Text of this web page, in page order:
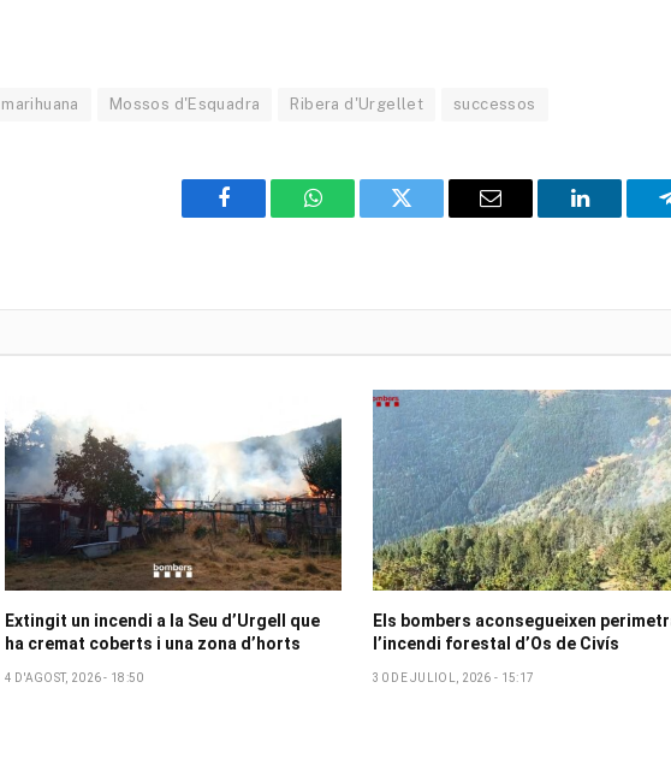
marihuana Mossos d'Esquadra Ribera d'Urgellet successos
Facebook WhatsAppTwitter Email LinkedIn
Extingit un incendi a la Seu d’Urgell que
ha cremat coberts i una zona d’horts
4 D'AGOST, 2026 - 18:50
Els bombers aconsegueixen
l’incendi forestal d’Os de Civís
30 DE JULIOL, 2026 - 15:17